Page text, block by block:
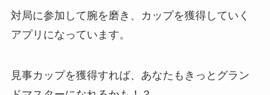
対局に参加して腕を磨き、カップを獲得していく
アプリ になっています。
見事カップを獲得すれば、あなたもきっとグラン